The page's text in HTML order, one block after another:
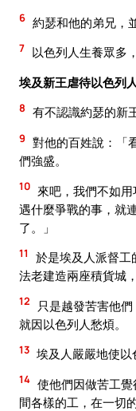
6 約瑟和他的弟兄，
7 以色列人生養眾多
埃及新王虐待以色列人
8 有不認識約瑟的新
9 對他的百姓說：「
們強盛。
10 來吧，我們不如
遇什麼爭戰的事，就
了。」
11
於是埃及人派督工
法老建造兩座積貨城
12
只是越發苦害他
就因以色列人愁煩。
13 埃及人嚴嚴地使以
14 使他們因做苦工
間各樣的工，在一切